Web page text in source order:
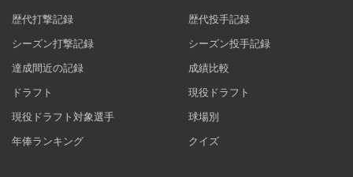
歴代打撃記録
歴代投手記録
シーズン打撃記録
シーズン投手記録
達成間近の記録
成績比較
ドラフト
現役ドラフト
現役ドラフト対象選手
球場別
年俸ランキング
クイズ